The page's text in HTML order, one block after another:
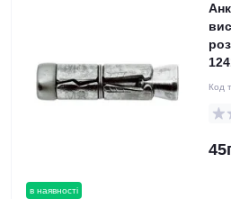
в наявності
Код